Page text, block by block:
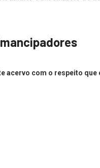
acervo com o respeito que